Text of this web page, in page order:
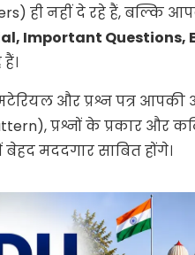
ही नहीं दे रहे हैं, बल्कि
Important Questions,
और प्रश्न पत्र आपकी
प्रश्नों के प्रकार
मददगार साबित होंगे।